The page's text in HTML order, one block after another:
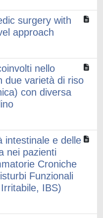
surgery with
approach
nello
due varietà di riso
con diversa
intestinale e delle
nei pazienti
Croniche
Funzionali
IBS)